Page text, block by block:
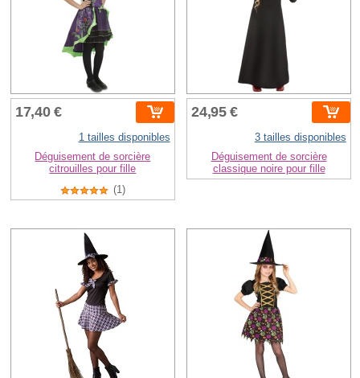
17,40 €
1 tailles disponibles
Déguisement de sorcière
citrouilles pour fille
(1)
24,95 €
3 tailles disponibles
Déguisement de sorcière
classique noire pour fille